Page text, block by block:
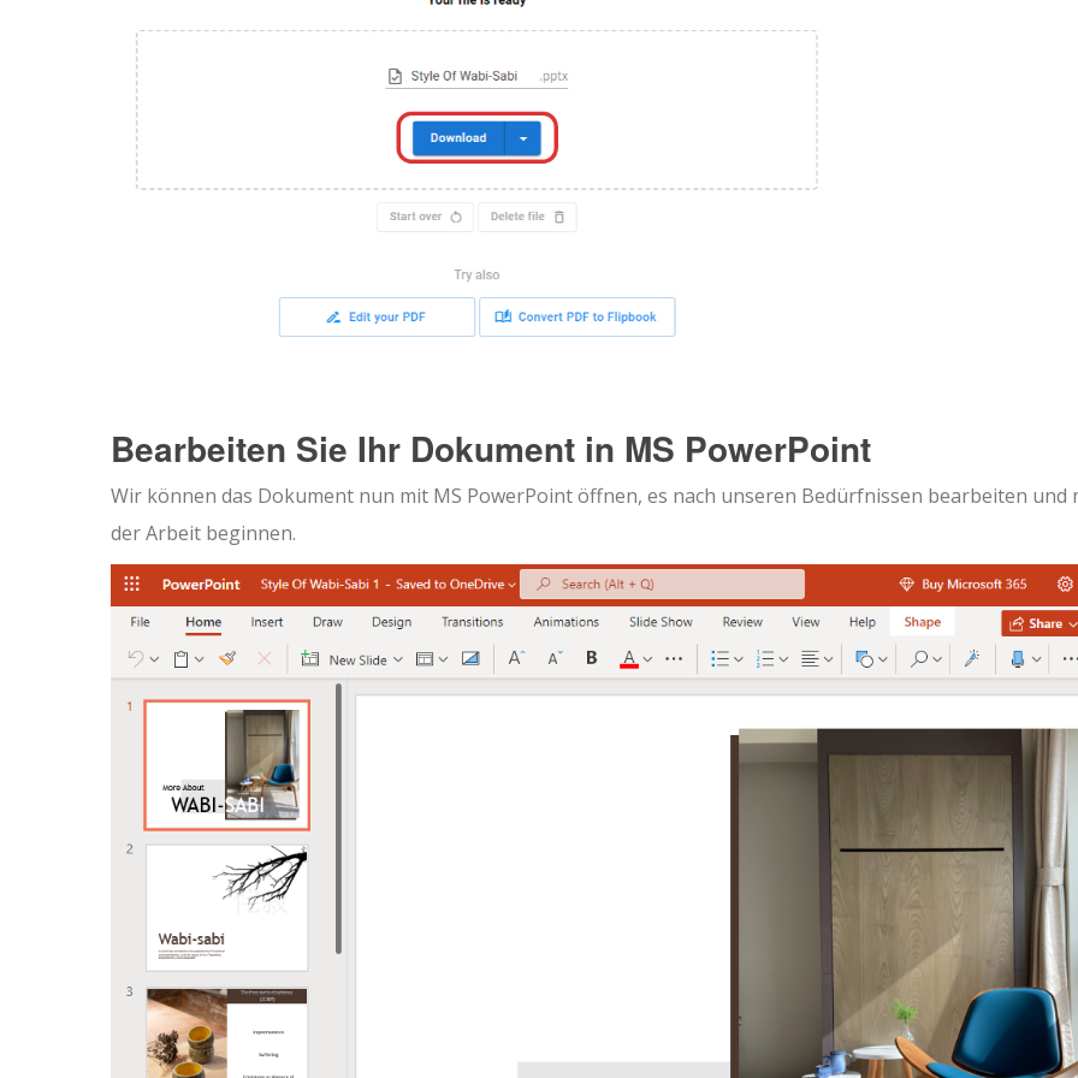
Bearbeiten Sie Ihr Dokument in MS PowerPoint
Wir können das Dokument nun mit MS PowerPoint öffnen, es nach unseren Bedürfnissen bearbeiten und
der Arbeit beginnen.